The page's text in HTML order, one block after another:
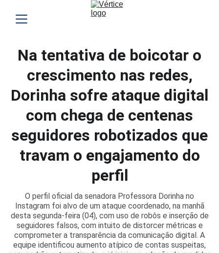
Na tentativa de boicotar o
crescimento nas redes,
Dorinha sofre ataque digital
com chega de centenas
seguidores robotizados que
travam o engajamento do
perfil
O perfil oficial da senadora Professora Dorinha no
Instagram foi alvo de um ataque coordenado, na manhã
desta segunda-feira (04), com uso de robôs e inserção de
seguidores falsos, com intuito de distorcer métricas e
comprometer a transparência da comunicação digital. A
equipe identificou aumento atípico de contas suspeitas,